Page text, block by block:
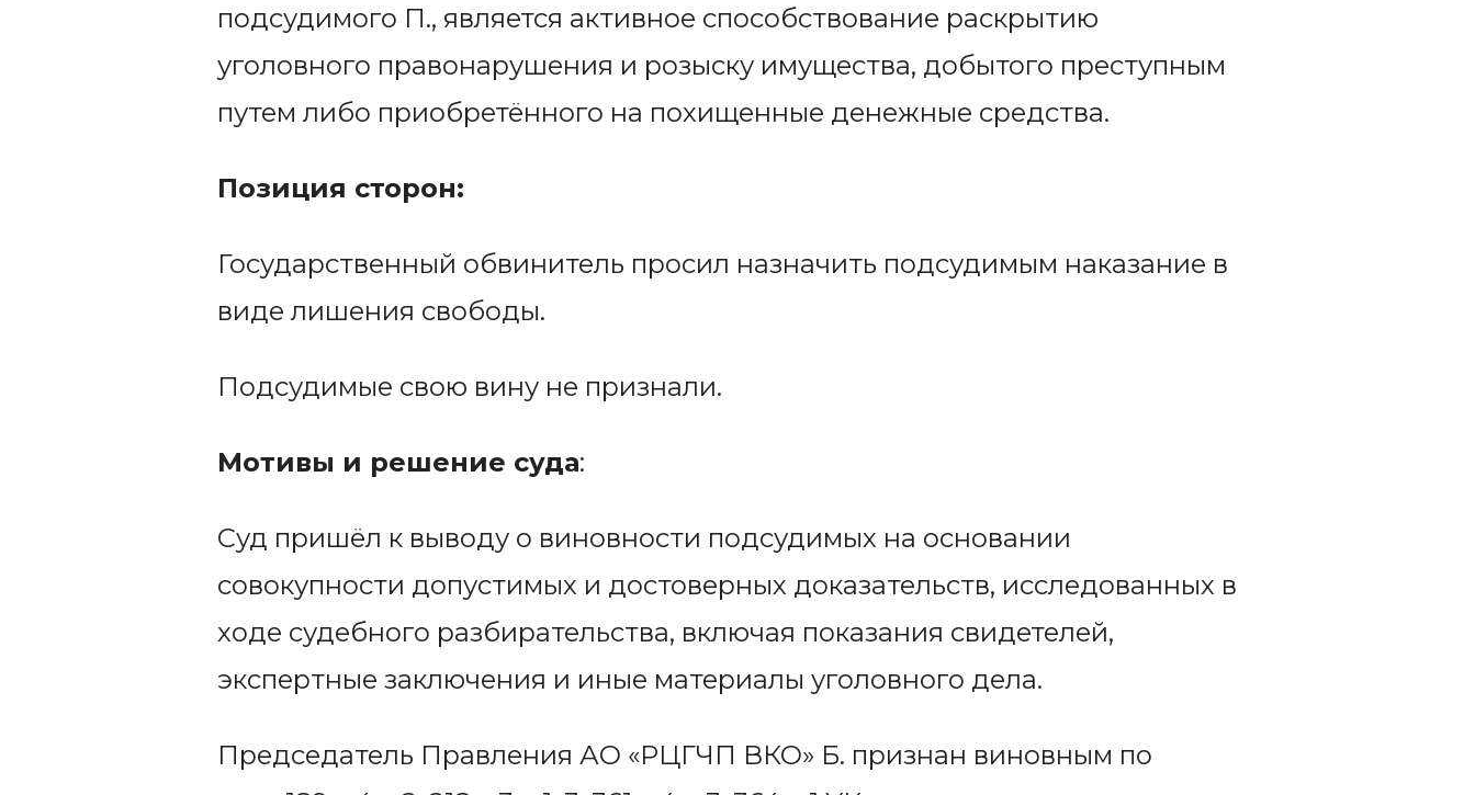
подсудимого П., является активное способствование раскрытию
уголовного правонарушения и розыску имущества, добытого преступным
путем либо приобретённого на похищенные денежные средства.
Позиция сторон:
Государственный обвинитель просил назначить подсудимым наказание в
виде лишения свободы.
Подсудимые свою вину не признали.
Мотивы и решение суда:
Суд пришёл к выводу о виновности подсудимых на основании
совокупности допустимых и достоверных доказательств, исследованных в
ходе судебного разбирательства, включая показания свидетелей,
экспертные заключения и иные материалы уголовного дела.
Председатель Правления АО «РЦГЧП ВКО» Б. признан виновным по